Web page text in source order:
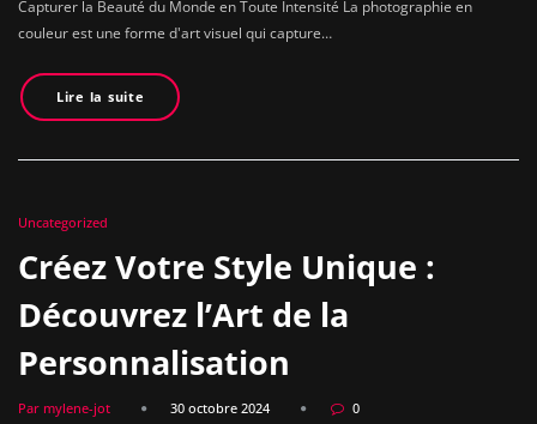
Capturer la Beauté du Monde en Toute Intensité La photographie en
couleur est une forme d'art visuel qui capture…
Lire la suite
Uncategorized
Créez Votre Style Unique :
Découvrez l’Art de la
Personnalisation
Par mylene-jot 30 octobre 2024 0